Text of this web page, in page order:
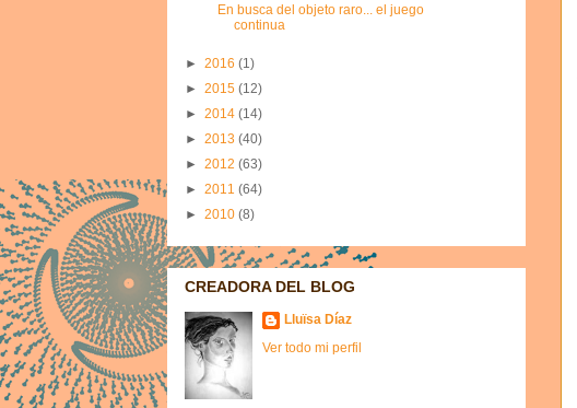
En busca del objeto raro... el juego
continua
► 2016 (1)
► 2015 (12)
► 2014 (14)
► 2013 (40)
► 2012 (63)
► 2011 (64)
► 2010 (8)
CREADORA DEL BLOG
Lluïsa Díaz
Ver todo mi perfil